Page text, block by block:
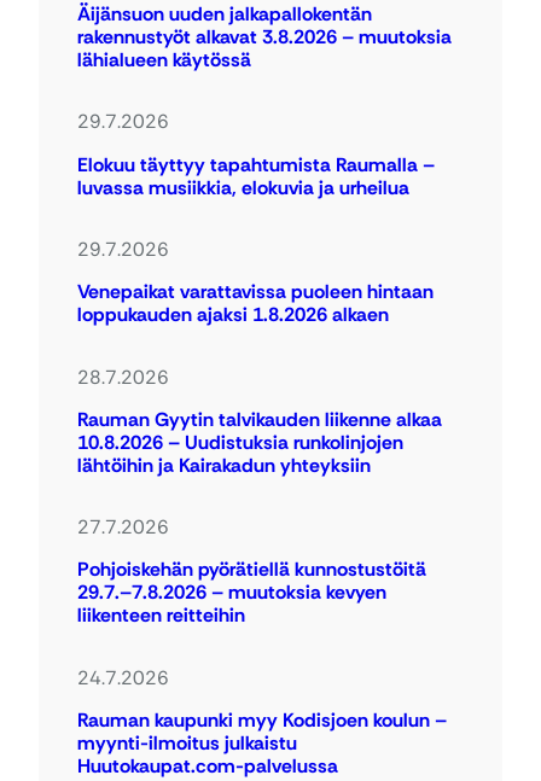
Äijänsuon uuden jalkapallokentän
rakennustyöt alkavat 3.8.2026 – muutoksia
lähialueen käytössä
29.7.2026
Elokuu täyttyy tapahtumista Raumalla –
luvassa musiikkia, elokuvia ja urheilua
29.7.2026
Venepaikat varattavissa puoleen hintaan
loppukauden ajaksi 1.8.2026 alkaen
28.7.2026
Rauman Gyytin talvikauden liikenne alkaa
10.8.2026 – Uudistuksia runkolinjojen
lähtöihin ja Kairakadun yhteyksiin
27.7.2026
Pohjoiskehän pyörätiellä kunnostustöitä
29.7.–7.8.2026 – muutoksia kevyen
liikenteen reitteihin
24.7.2026
Rauman kaupunki myy Kodisjoen koulun –
myynti-ilmoitus julkaistu
Huutokaupat.com-palvelussa